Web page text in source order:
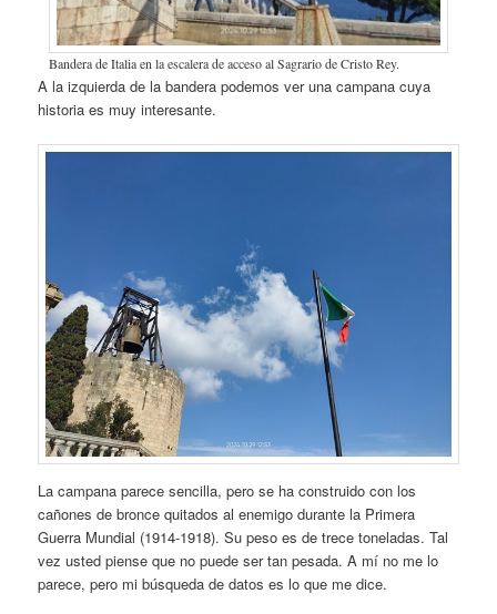
Bandera de Italia en la escalera de acceso al Sagrario de Cristo Rey.
A la izquierda de la bandera podemos ver una campana cuya
historia es muy interesante.
La campana parece sencilla, pero se ha construido con los
cañones de bronce quitados al enemigo durante la Primera
Guerra Mundial (1914-1918). Su peso es de trece toneladas. Tal
vez usted piense que no puede ser tan pesada. A mí no me lo
parece, pero mi búsqueda de datos es lo que me dice.